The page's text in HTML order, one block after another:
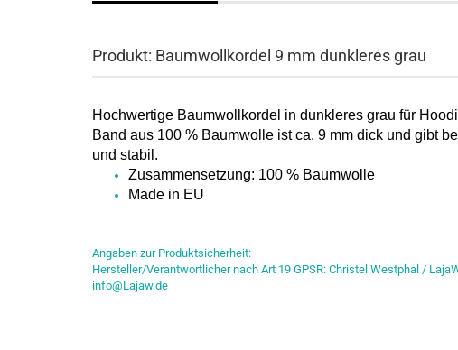
Produkt: Baumwollkordel 9 mm dunkleres grau
Hochwertige Baumwollkordel in dunkleres grau für
Band aus 100 % Baumwolle ist ca. 9 mm dick und gibt
und stabil.
Zusammensetzung: 100 % Baumwolle
Made in EU
Angaben zur Produktsicherheit:
Hersteller/Verantwortlicher nach Art 19 GPSR: Christel Westphal /
info@Lajaw.de